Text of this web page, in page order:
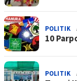
POLITIK
10
POLITIK